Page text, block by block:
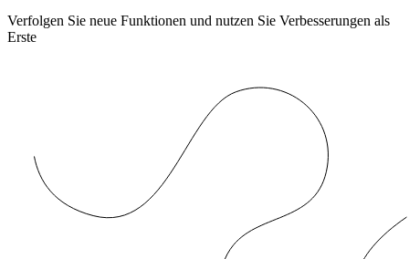
Verfolgen Sie neue Funktionen und nutzen Sie Verbesserungen als
Erste